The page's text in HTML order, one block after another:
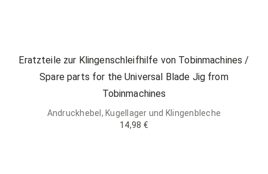
Eratzteile zur Klingenschleifhilfe von Tobinmachines /
Spare parts for the Universal Blade Jig from
Tobinmachines
Andruckhebel, Kugellager und Klingenbleche
14,98 €